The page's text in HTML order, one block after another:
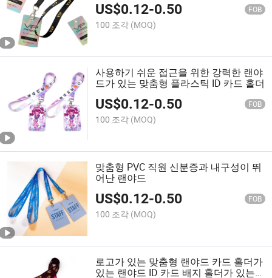
US$0.12-0.50 FOB
100 조각 (MOQ)
사용하기 쉬운 접근을 위한 강력한 랜야
드가 있는 맞춤형 플라스틱 ID 카드 홀더
US$0.12-0.50 FOB
100 조각 (MOQ)
맞춤형 PVC 직원 신분증과 내구성이 뛰
어난 랜야드
US$0.12-0.50 FOB
100 조각 (MOQ)
로고가 있는 맞춤형 랜야드 카드 홀더가
있는 랜야드 ID 카드 배지 홀더가 있는